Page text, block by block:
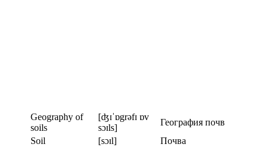
Geography of
soils
[ʤɪˈɒgrəfɪ ɒv
sɔɪls]
География почв
Soil
[sɔɪl]
Почва